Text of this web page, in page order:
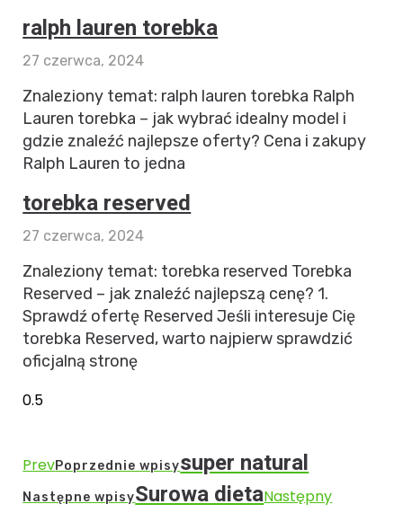
ralph lauren torebka
27 czerwca, 2024
Znaleziony temat: ralph lauren torebka Ralph
Lauren torebka – jak wybrać idealny model i
gdzie znaleźć najlepsze oferty? Cena i zakupy
Ralph Lauren to jedna
torebka reserved
27 czerwca, 2024
Znaleziony temat: torebka reserved Torebka
Reserved – jak znaleźć najlepszą cenę? 1.
Sprawdź ofertę Reserved Jeśli interesuje Cię
torebka Reserved, warto najpierw sprawdzić
oficjalną stronę
PrevPoprzednie wpisysuper natural
Następne wpisySurowa dietaNastępny